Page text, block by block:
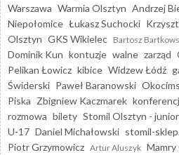
Warszawa Warmia Olsztyn Andrzej
Niepołomice Łukasz Suchocki
Olsztyn GKS Wikielec Bartosz
Dominik Kun kontuzje walne zarząd
Pelikan Łowicz kibice Widzew Łódź
Świderski Paweł Baranowski
Piska Zbigniew Kaczmarek
rozmowa bilety Stomil Olsztyn -
U-17 Daniel Michałowski stomil-
Piotr Grzymowicz Artur Aluszyk Mamry